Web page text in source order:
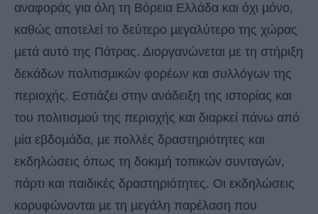
αναφοράς για όλη τη Βόρεια Ελλάδα και όχι µόνο,
καθώς αποτελεί το δεύτερο µεγαλύτερο της χώρας
µετά αυτό της Πάτρας. Διοργανώνεται µε τη στήριξη
δεκάδων πολιτισµικών φορέων και συλλόγων της
περιοχής. Εστιάζει στην ανάδειξη της ιστορίας και
του πολιτισµού της περιοχής και διαρκεί πάνω από
µία εβδοµάδα, µε πολλές δραστηριότητες και
εκδηλώσεις όπως τη δοκιµή τοπικών συνταγών,
πάρτι και παιδικές δραστηριότητες. Οι εκδηλώσεις
κορυφώνονται µε τη µεγάλη παρέλαση που